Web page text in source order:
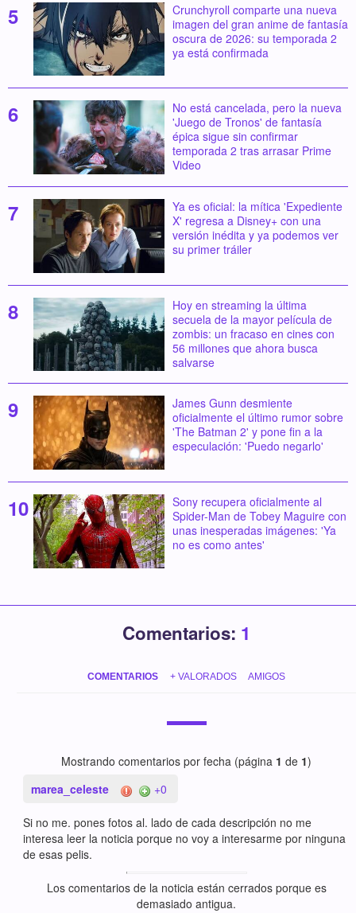
Crunchyroll comparte una nueva
imagen del gran anime de fantasía
oscura de 2026: su temporada 2
ya está confirmada
No está cancelada, pero la nueva
'Juego de Tronos' de fantasía
épica sigue sin confirmar
temporada 2 tras arrasar Prime
Video
Ya es oficial: la mítica 'Expediente
X' regresa a Disney+ con una
versión inédita y ya podemos ver
su primer tráiler
Hoy en streaming la última
secuela de la mayor película de
zombis: un fracaso en cines con
56 millones que ahora busca
salvarse
James Gunn desmiente
oficialmente el último rumor sobre
'The Batman 2' y pone fin a la
especulación: 'Puedo negarlo'
Sony recupera oficialmente al
Spider-Man de Tobey Maguire con
unas inesperadas imágenes: 'Ya
no es como antes'
Comentarios: 1
COMENTARIOS + VALORADOS AMIGOS
Mostrando comentarios por fecha (página 1 de 1)
marea_celeste
+0
Si no me. pones fotos al. lado de cada descripción no me
interesa leer la noticia porque no voy a interesarme por ninguna
de esas pelis.
Los comentarios de la noticia están cerrados porque es
demasiado antigua.